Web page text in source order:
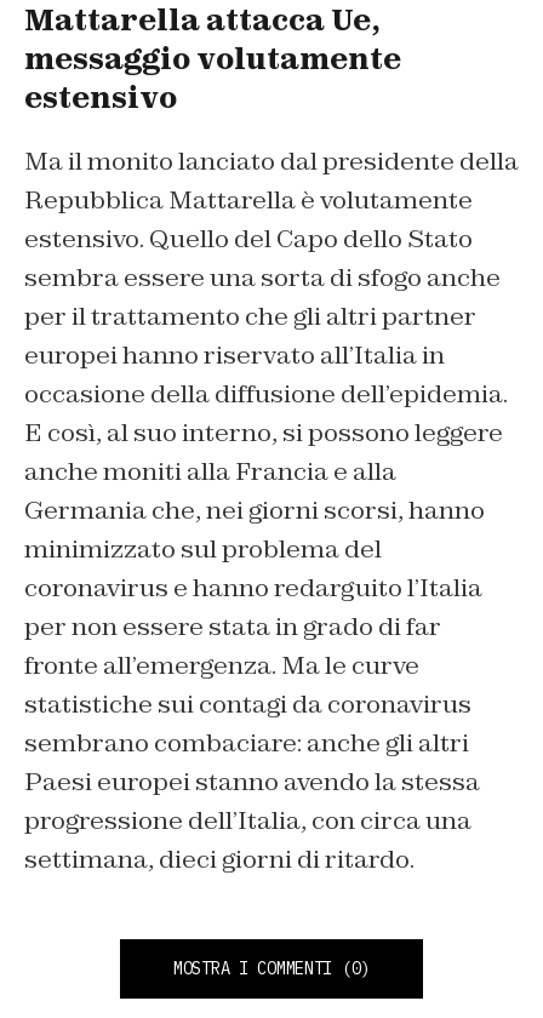
Mattarella attacca Ue,
messaggio volutamente
estensivo
Ma il monito lanciato dal presidente della
Repubblica Mattarella è volutamente
estensivo. Quello del Capo dello Stato
sembra essere una sorta di sfogo anche
per il trattamento che gli altri partner
europei hanno riservato all’Italia in
occasione della diffusione dell’epidemia.
E così, al suo interno, si possono leggere
anche moniti alla Francia e alla
Germania che, nei giorni scorsi, hanno
minimizzato sul problema del
coronavirus e hanno redarguito l’Italia
per non essere stata in grado di far
fronte all’emergenza. Ma le curve
statistiche sui contagi da coronavirus
sembrano combaciare: anche gli altri
Paesi europei stanno avendo la stessa
progressione dell’Italia, con circa una
settimana, dieci giorni di ritardo.
MOSTRA I COMMENTI (0)